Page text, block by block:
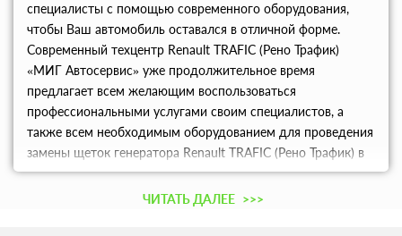
специалисты с помощью современного оборудования,
чтобы Ваш автомобиль оставался в отличной форме.
Современный техцентр Renault TRAFIC (Рено Трафик)
«МИГ Автосервис» уже продолжительное время
предлагает всем желающим воспользоваться
профессиональными услугами своим специалистов, а
также всем необходимым оборудованием для проведения
замены щеток генератора Renault TRAFIC (Рено Трафик) в
Москве и Московской области.
ЧИТАТЬ ДАЛЕЕ >>>